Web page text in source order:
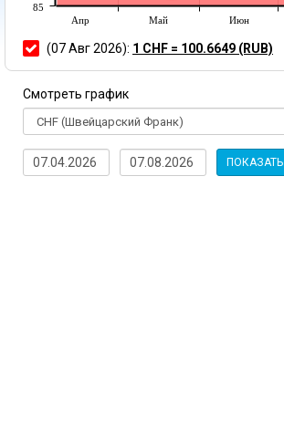
Апр Май Июн
85
(07 Авг 2026): 1 CHF = 100.6649 (RUB)
Смотреть график
ПОКАЗАТЬ